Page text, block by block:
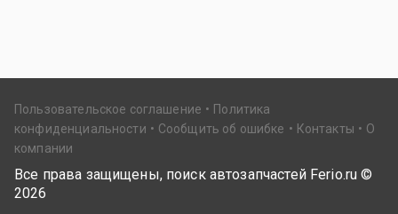
Пользовательское соглашение
Политика
конфиденциальности
Сообщить об ошибке Контакты
О
компании
Все права защищены, поиск автозапчастей Ferio.ru ©
2026